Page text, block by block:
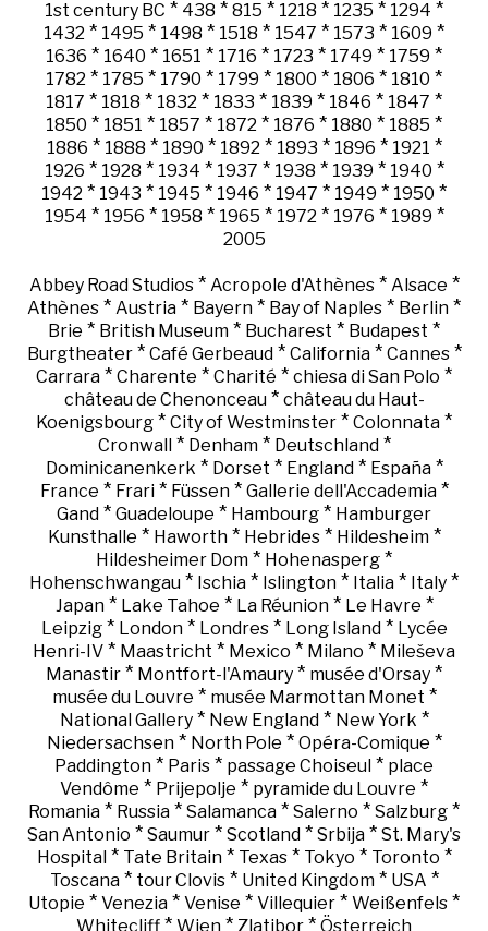
1st century BC * 438 * 815 * 1218 * 1235 * 1294 *
1432 * 1495 * 1498 * 1518 * 1547 * 1573 * 1609 *
1636 * 1640 * 1651 * 1716 * 1723 * 1749 * 1759 *
1782 * 1785 * 1790 * 1799 * 1800 * 1806 * 1810 *
1817 * 1818 * 1832 * 1833 * 1839 * 1846 * 1847 *
1850 * 1851 * 1857 * 1872 * 1876 * 1880 * 1885 *
1886 * 1888 * 1890 * 1892 * 1893 * 1896 * 1921 *
1926 * 1928 * 1934 * 1937 * 1938 * 1939 * 1940 *
1942 * 1943 * 1945 * 1946 * 1947 * 1949 * 1950 *
1954 * 1956 * 1958 * 1965 * 1972 * 1976 * 1989 *
2005
Abbey Road Studios* Acropole d'Athènes* Alsace *
Athènes * Austria * Bayern * Bay of Naples * Berlin *
Brie * British Museum * Bucharest * Budapest *
Burgtheater* Café Gerbeaud* California* Cannes*
Carrara * Charente * Charité * chiesa di San Polo *
château de Chenonceau* château du Haut-
Koenigsbourg * City of Westminster * Colonnata *
Cronwall* Denham* Deutschland*
Dominicanenkerk * Dorset * England* España*
France * Frari* Füssen* Gallerie dell'Accademia*
Gand * Guadeloupe * Hambourg * Hamburger
Kunsthalle * Haworth* Hebrides* Hildesheim*
Hildesheimer Dom * Hohenasperg *
Hohenschwangau * Ischia * Islington * Italia * Italy *
Japan* Lake Tahoe * La Réunion* Le Havre *
Leipzig* London* Londres* Long Island* Lycée
Henri-IV * Maastricht * Mexico * Milano * Mileševa
Manastir * Montfort-l'Amaury * musée d'Orsay *
musée du Louvre * musée Marmottan Monet *
National Gallery* New England* New York *
Niedersachsen* North Pole * Opéra-Comique *
Paddington * Paris * passage Choiseul * place
Vendôme * Prijepolje * pyramide du Louvre *
Romania * Russia * Salamanca * Salerno * Salzburg *
San Antonio * Saumur * Scotland * Srbija * St. Mary's
Hospital* Tate Britain* Texas* Tokyo * Toronto *
Toscana* tour Clovis* United Kingdom* USA *
Utopie * Venezia * Venise * Villequier * Weißenfels *
Whitecliff * Wien * Zlatibor * Österreich